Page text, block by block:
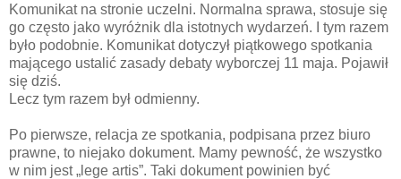
Komunikat na stronie uczelni. Normalna sprawa, stosuje się
go często jako wyróżnik dla istotnych wydarzeń. I tym razem
było podobnie. Komunikat dotyczył piątkowego spotkania
mającego ustalić zasady debaty wyborczej 11 maja. Pojawił
się dziś.
Lecz tym razem był odmienny.
Po pierwsze, relacja ze spotkania, podpisana przez biuro
prawne, to niejako dokument. Mamy pewność, że wszystko
w nim jest „lege artis”. Taki dokument powinien być